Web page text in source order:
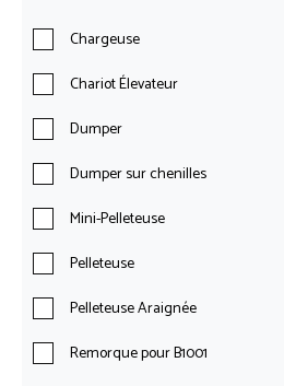
Chargeuse
Chariot Élevateur
Dumper
Dumper sur chenilles
Mini-Pelleteuse
Pelleteuse
Pelleteuse Araignée
Remorque pour B1001